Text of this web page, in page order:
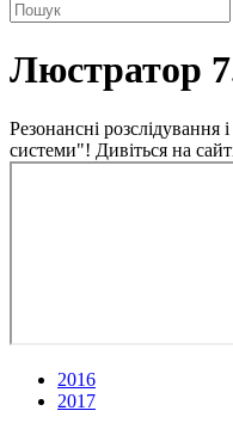
Люстратор
Резонансні
системи"! Дивіться на
2016
2017